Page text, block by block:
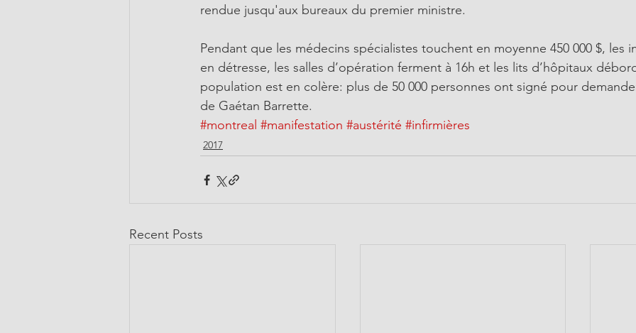
rendue jusqu'aux bureaux du premier ministre.
Pendant que les médecins spécialistes touchent en moyenne 450 000 $, les
en détresse, les salles d’opération ferment à 16h et les lits d’hôpitaux
population est en colère: plus de 50 000 personnes ont signé pour
de Gaétan Barrette.
#montreal #manifestation #austérité #infirmières
2017
Recent Posts